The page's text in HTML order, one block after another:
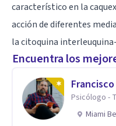
característico en la
acción de diferentes
la citoquina
Encuentra los
Psicólogo -
Miami